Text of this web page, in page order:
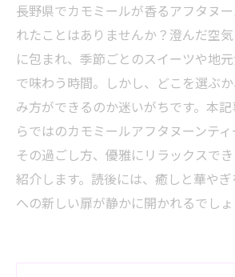
長野県でカモミールが香るアフタヌ
れたことはありませんか？澄んだ空
に包まれ、季節ごとのスイーツや地
で味わう時間。しかし、どこを選ぶ
み方ができるのか迷いがちです。本
らではのカモミールアフタヌーンテ
その過ごし方、優雅にリラックスで
紹介します。読後には、癒しと華や
への新しい扉が静かに開かれるでしょ